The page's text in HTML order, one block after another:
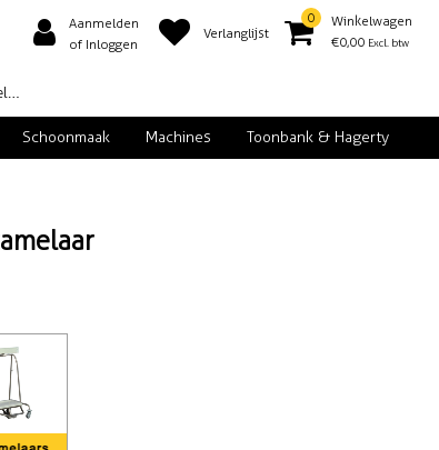
Aanmelden
of Inloggen
Verlanglijst
0
Winkelwagen
€0,00 Excl. btw
Schoonmaak Machines Toonbank & Hagerty